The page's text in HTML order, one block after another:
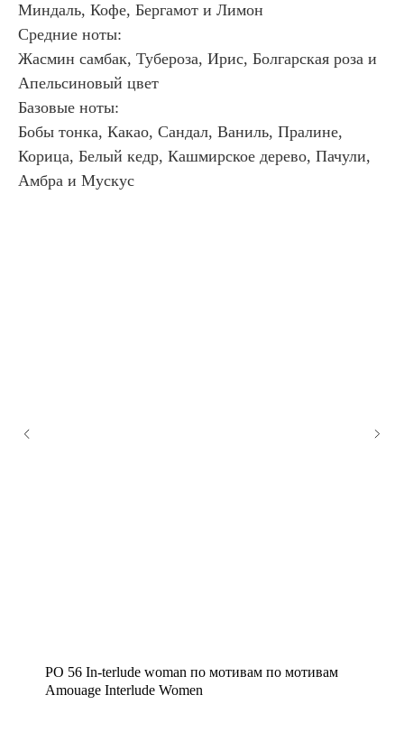
Миндаль, Кофе, Бергамот и Лимон
Средние ноты:
Жасмин самбак, Тубероза, Ирис, Болгарская роза и
Апельсиновый цвет
Базовые ноты:
Бобы тонка, Какао, Сандал, Ваниль, Пралине,
Корица, Белый кедр, Кашмирское дерево, Пачули,
Амбра и Мускус
PO 56 In-terlude woman по мотивам по мотивам
Amouage Interlude Women